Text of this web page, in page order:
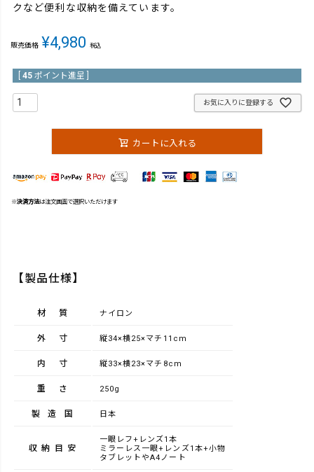
クなど便利な収納を備えています。
販売価格 ¥4,980 税込
45 ポイント進呈 ]
お気に入りに登録する
カートに入れる
※決済方法は注文画面で選択いただけます
【製品仕様】
材質 ナイロン
外寸 縦34×横25×マチ11cm
内寸 縦33×横23×マチ8cm
重さ 250g
製造国 日本
収納目安
一眼レフ+レンズ1本
ミラーレス一眼+レンズ1本+小物
タブレットやA4ノート